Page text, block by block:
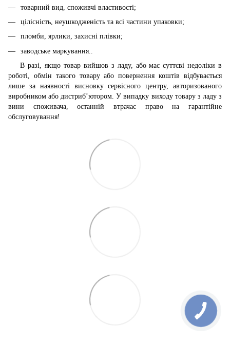
товарний вид, споживчі властивості;
цілісність, неушкодженість та всі частини упаковки;
пломби, ярлики, захисні плівки;
заводське маркування..
В разі, якщо товар вийшов з ладу, або має суттєві недоліки в
роботі, обмін такого товару або повернення коштів відбувається
лише за наявності висновку сервісного центру, авторизованого
виробником або дистриб’ютором. У випадку виходу товару з ладу з
вини споживача, останній втрачає право на гарантійне
обслуговування!